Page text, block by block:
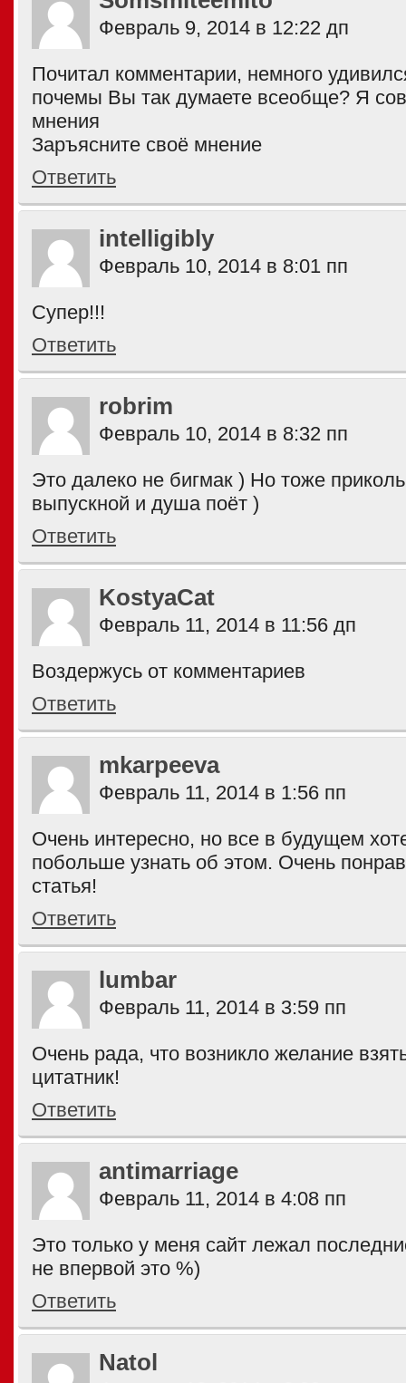
Февраль 9, 2014 в 12:22 дп
Почитал комментарии, немного
почемы Вы так думаете всеобще? Я
мнения
Заръясните своё мнение
Ответить
intelligibly
Февраль 10, 2014 в 8:01 пп
Супер!!!
Ответить
robrim
Февраль 10, 2014 в 8:32 пп
Это далеко не бигмак ) Но тоже
выпускной и душа поёт )
Ответить
KostyaCat
Февраль 11, 2014 в 11:56 дп
Воздержусь от комментариев
Ответить
mkarpeeva
Февраль 11, 2014 в 1:56 пп
Очень интересно, но все в будущем
побольше узнать об этом. Очень
статья!
Ответить
lumbar
Февраль 11, 2014 в 3:59 пп
Очень рада, что возникло желание
цитатник!
Ответить
antimarriage
Февраль 11, 2014 в 4:08 пп
Это только у меня сайт лежал
не впервой это %)
Ответить
Natol